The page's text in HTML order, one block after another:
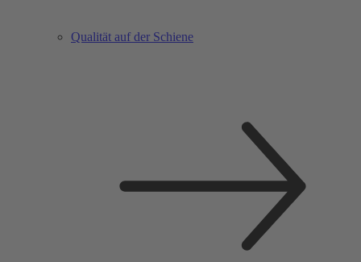
Qualität auf der Schiene